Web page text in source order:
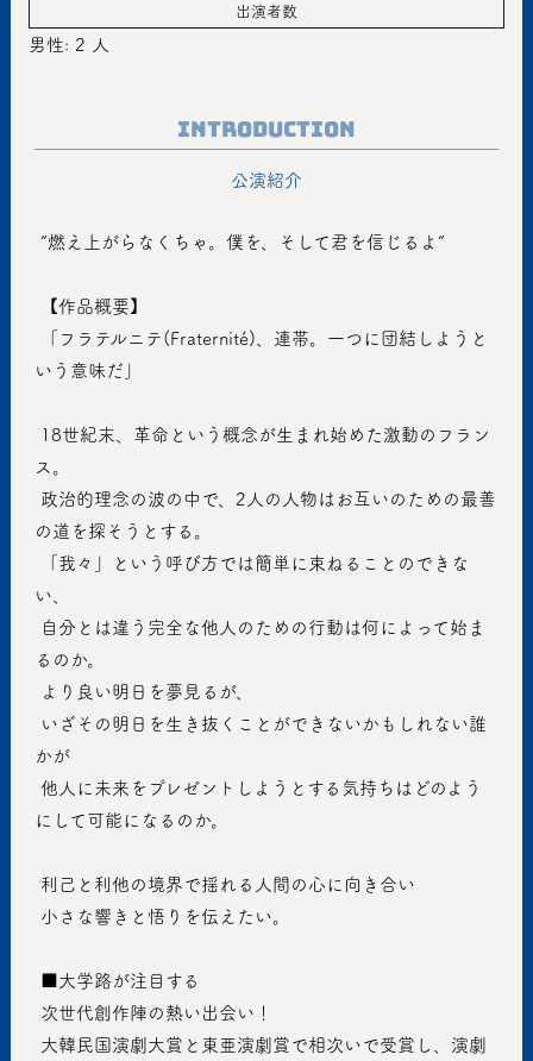
出演者数
男性: 2 人
Introduction
公演紹介
”燃え上がらなくちゃ。僕を、そして君を信じるよ”
【作品概要】
いう意味だ」
ス。
の道を探そうとする。
い、
るのか。
より良い明日を夢見るが、
かが
にして可能になるのか。
利己と利他の境界で揺れる人間の心に向き合い
小さな響きと悟りを伝えたい。
■大学路が注目する
次世代創作陣の熱い出会い！